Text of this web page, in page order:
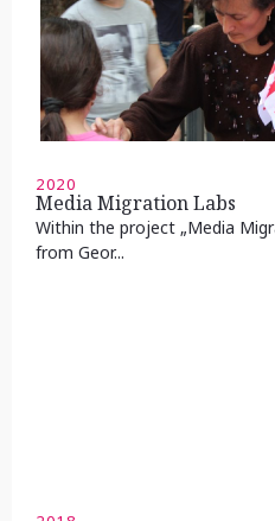
2020
Media Migration Labs
Within the project „Media
from Geor...